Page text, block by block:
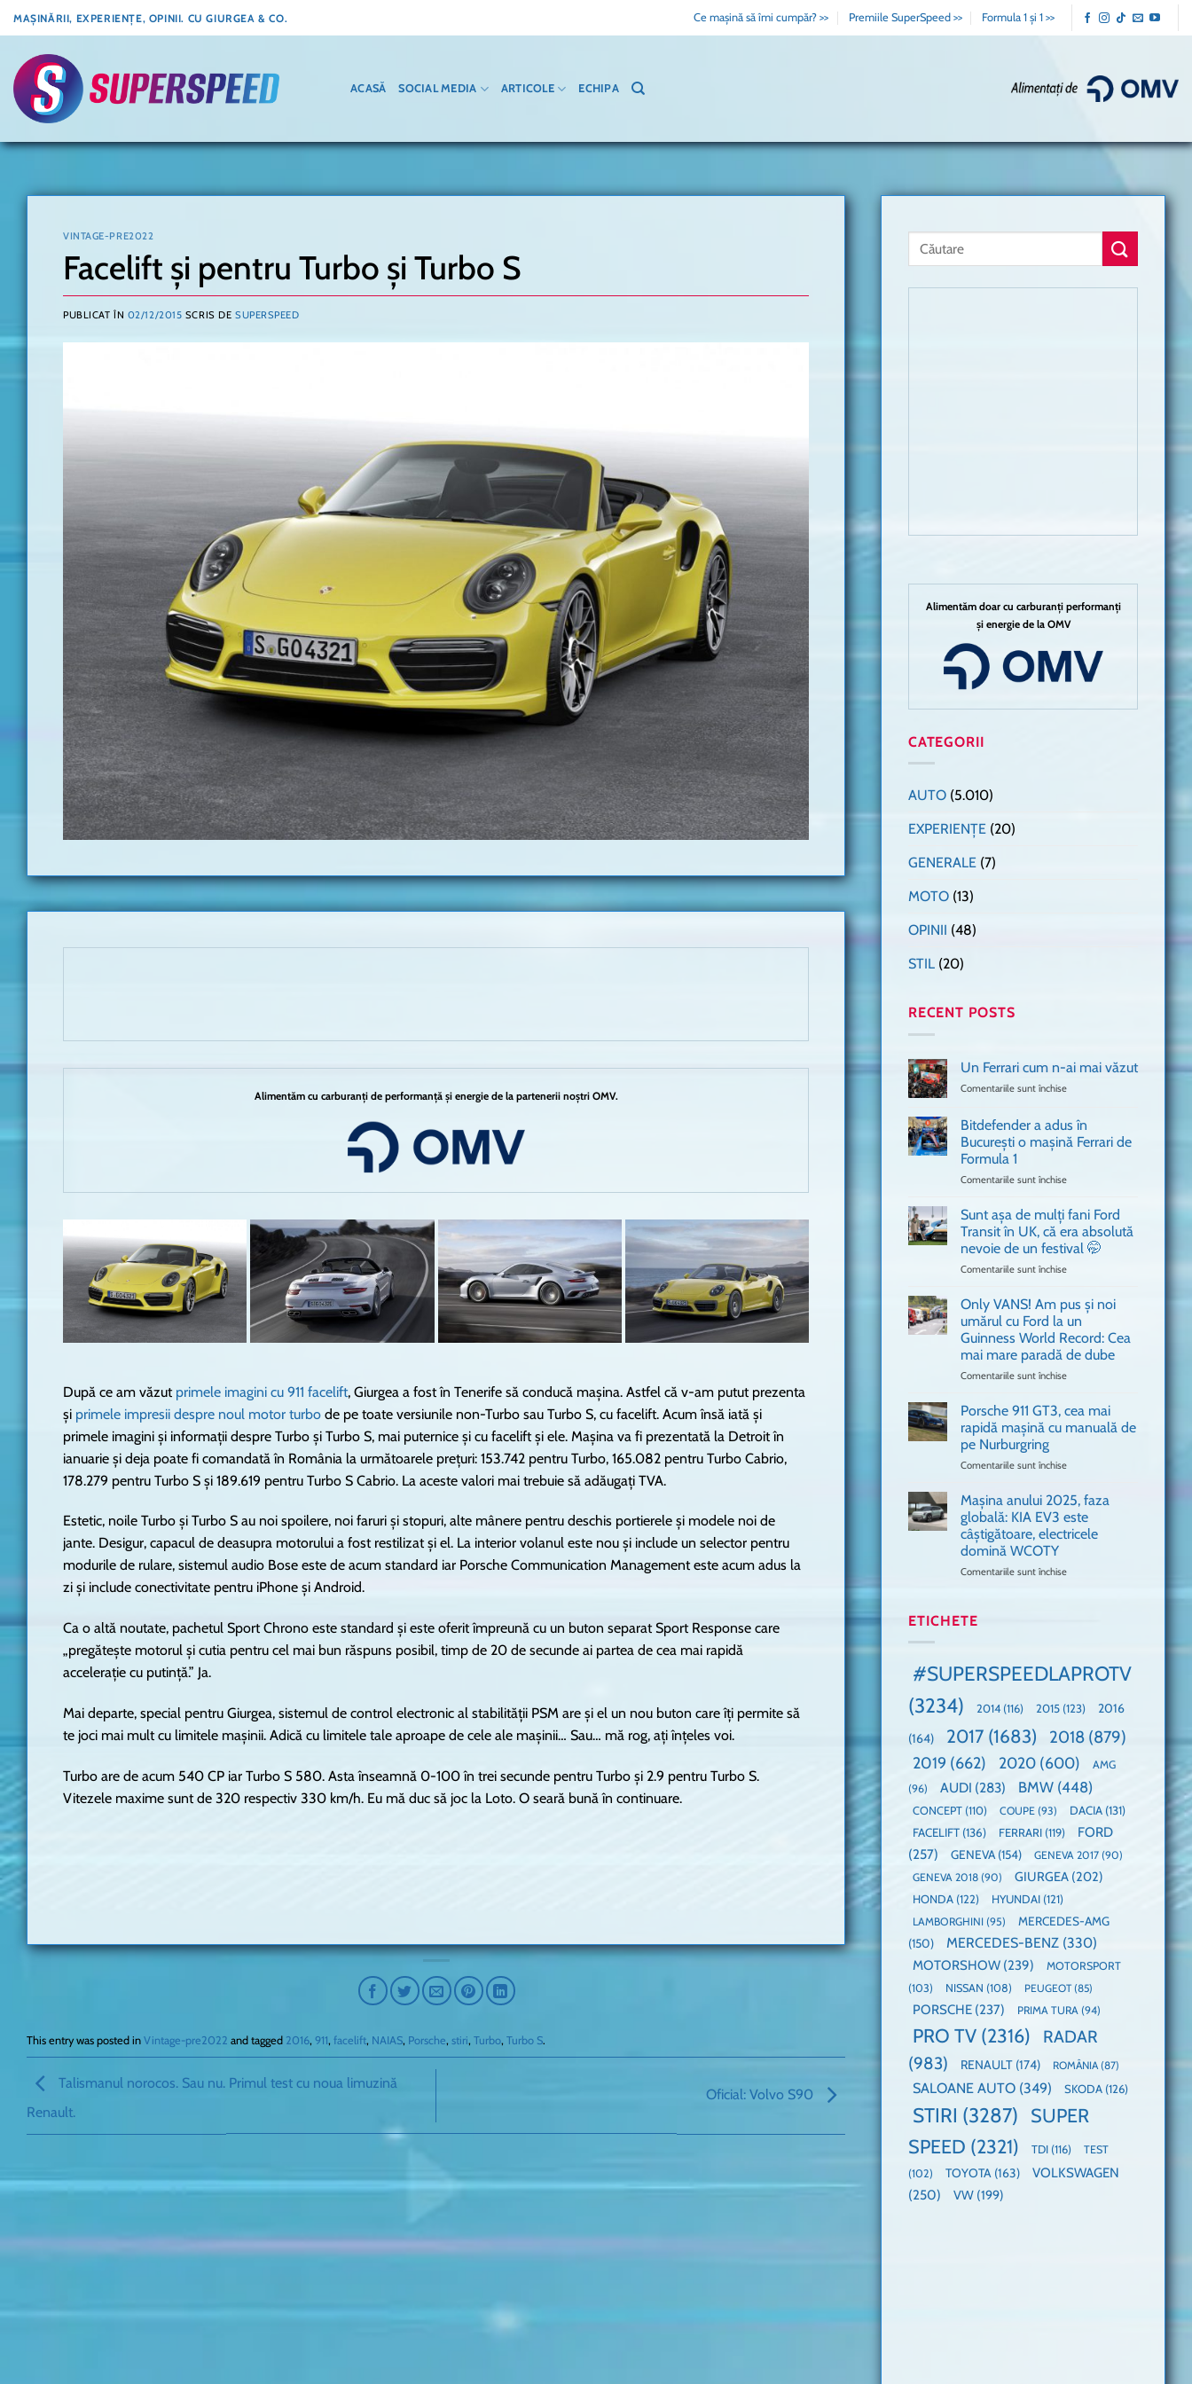
Skip
to
content
MAȘINĂRII, EXPERIENȚE, OPINII. CU GIURGEA & CO. Ce mașină să îmi cumpăr? >> Premiile SuperSpeed >> Formula 1 și 1 >>
ACASĂ SOCIAL MEDIA ARTICOLE ECHIPA
VINTAGE-PRE2022
Facelift și pentru Turbo și Turbo S
PUBLICAT ÎN 02/12/2015 SCRIS DE SUPERSPEED
Alimentăm cu carburanți de performanță și energie de la partenerii noștri OMV.
După ce am văzutprimele imagini cu 911 facelift, Giurgea a fost în Tenerife să conducă mașina. Astfel că v-am putut prezenta
și primele impresii despre noul motor turbo de pe toate versiunile non-Turbo sau Turbo S, cu facelift. Acum însă iată și
primele imagini și informații despre Turbo și Turbo S, mai puternice și cu facelift și ele. Mașina va fi prezentată la Detroit în
ianuarie și deja poate fi comandată în România la următoarele prețuri: 153.742 pentru Turbo, 165.082 pentru Turbo Cabrio,
178.279 pentru Turbo S și 189.619 pentru Turbo S Cabrio. La aceste valori mai trebuie să adăugați TVA.
Estetic, noile Turbo și Turbo S au noi spoilere, noi faruri și stopuri, alte mânere pentru deschis portierele și modele noi de
jante. Desigur, capacul de deasupra motorului a fost restilizat și el. La interior volanul este nou și include un selector pentru
modurile de rulare, sistemul audio Bose este de acum standard iar Porsche Communication Management este acum adus la
zi și include conectivitate pentru iPhone și Android.
Ca o altă noutate, pachetul Sport Chrono este standard și este oferit împreună cu un buton separat Sport Response care
„pregătește motorul și cutia pentru cel mai bun răspuns posibil, timp de 20 de secunde ai partea de cea mai rapidă
accelerație cu putință.” Ja.
Mai departe, special pentru Giurgea, sistemul de control electronic al stabilității PSM are și el un nou buton care îți permite să
te joci mai mult cu limitele mașinii. Adică cu limitele tale aproape de cele ale mașinii… Sau… mă rog, ați înțeles voi.
Turbo are de acum 540 CP iar Turbo S 580. Asta înseamnă 0-100 în trei secunde pentru Turbo și 2.9 pentru Turbo S.
Vitezele maxime sunt de 320 respectiv 330 km/h. Eu mă duc să joc la Loto. O seară bună în continuare.
This entry was posted in Vintage-pre2022 and tagged 2016, 911, facelift, NAIAS, Porsche, stiri, Turbo, Turbo S.
Talismanul norocos. Sau nu. Primul test cu noua limuzină
Renault.
Oficial: Volvo S90
Alimentăm doar cu carburanți performanți
și energie de la OMV
CATEGORII
AUTO (5.010)
EXPERIENȚE (20)
GENERALE (7)
MOTO (13)
OPINII (48)
STIL (20)
RECENT POSTS
Un Ferrari cum n-ai mai văzut
Comentariile sunt închise
Ferrari
cum
n-
Bitdefender a adus în
București o mașină Ferrari de
Formula 1
Comentariile sunt închise
a
adus
în
București
Ferrari
Formula
1
Sunt așa de mulți fani Ford
Transit în UK, că era absolută
nevoie de un festival 🤭
Comentariile sunt închise
de
mulți
fani
Ford
că
era
un
festival
🤭
Only VANS! Am pus și noi
umărul cu Ford la un
Guinness World Record: Cea
mai mare paradă de dube
Comentariile sunt închise
Am
pus
cu
Ford
la
un
dube
Porsche 911 GT3, cea mai
rapidă mașină cu manuală de
pe Nurburgring
Comentariile sunt închise
911
GT3,
cea
mai
Mașina anului 2025, faza
globală: KIA EV3 este
câștigătoare, electricele
domină WCOTY
Comentariile sunt închise
EV3
câștigătoare,
domină
ETICHETE
#SUPERSPEEDLAPROTV
(3234)
2014 (116) 2015 (123) 2016
(164) 2017 (1683) 2018 (879)
2019 (662) 2020 (600)
AMG
(96)
AUDI (283) BMW (448)
CONCEPT (110) COUPE (93) DACIA (131)
FACELIFT (136) FERRARI (119)
FORD
(257)
GENEVA(154) GENEVA 2017 (90)
GENEVA 2018 (90) GIURGEA (202)
HONDA (122) HYUNDAI (121)
LAMBORGHINI (95)
MERCEDES-AMG
(150)
MERCEDES-BENZ (330)
MOTORSHOW (239)
MOTORSPORT
(103)
NISSAN (108) PEUGEOT(85)
PORSCHE (237) PRIMA TURA (94)
PRO TV (2316)
RADAR
(983)
RENAULT (174) ROMÂNIA(87)
SALOANE AUTO (349) SKODA (126)
STIRI (3287)
SUPER
SPEED (2321) TDI (116)
TEST
(102)
TOYOTA (163)
VOLKSWAGEN
(250)
VW (199)